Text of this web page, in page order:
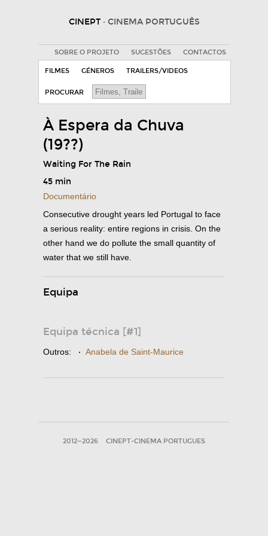
CINEPT · CINEMA PORTUGUÊS
SOBRE O PROJETO SUGESTÕES CONTACTOS
FILMES GÉNEROS TRAILERS/VIDEOS
PROCURAR
À Espera da Chuva
(19??)
Waiting For The Rain
45 min
Documentário
Consecutive drought years led Portugal to face
a serious reality: entire regions in crisis. On the
other hand we do pollute the small quantity of
water that we still have.
Equipa
Equipa técnica [#1]
Outros: · Anabela de Saint-Maurice
2012—2026 CINEPT-CINEMA PORTUGUES